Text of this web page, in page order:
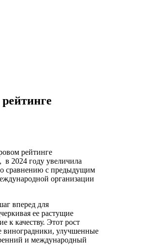
рейтинге
в 2024 году увеличила
сравнению с предыдущим
организации
вперед для
ее растущие
к качеству. Этот рост
виноградники, улучшенные
и международный